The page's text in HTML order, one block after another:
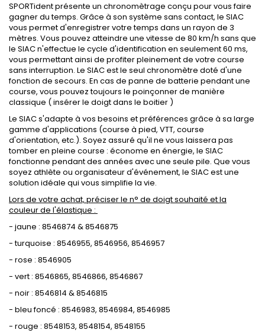
SPORTident présente un chronomètrage conçu pour vous faire
gagner du temps. Grâce à son système sans contact, le SIAC
vous permet d'enregistrer votre temps dans un rayon de 3
mètres. Vous pouvez atteindre une vitesse de 80 km/h sans que
le SIAC n'effectue le cycle d'identification en seulement 60 ms,
vous permettant ainsi de profiter pleinement de votre course
sans interruption. Le SIAC est le seul chronomètre doté d'une
fonction de secours. En cas de panne de batterie pendant une
course, vous pouvez toujours le poinçonner de manière
classique ( insérer le doigt dans le boitier )
Le SIAC s'adapte à vos besoins et préférences grâce à sa large
gamme d'applications (course à pied, VTT, course
d'orientation, etc.). Soyez assuré qu'il ne vous laissera pas
tomber en pleine course : économe en énergie, le SIAC
fonctionne pendant des années avec une seule pile. Que vous
soyez athlète ou organisateur d'événement, le SIAC est une
solution idéale qui vous simplifie la vie.
Lors de votre achat, préciser le n° de doigt souhaité et la
couleur de l'élastique :
- jaune : 8546874 & 8546875
- turquoise : 8546955, 8546956, 8546957
- rose : 8546905
- vert : 8546865, 8546866, 8546867
- noir : 8546814 & 8546815
- bleu foncé : 8546983, 8546984, 8546985
- rouge : 8548153, 8548154, 8548155